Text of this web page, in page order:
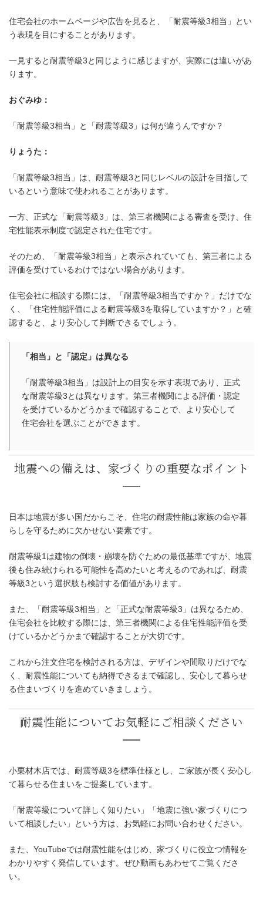
小栗材木店が耐震等級3を標準とする理由
「耐震等級3相当」と正式な認定は何
住宅会社のホームページや広告を見ると、「耐震等級3相当」とい
う表現を目にすることがあります。
一見すると耐震等級3と同じように感じますが、実際には違いがあ
ります。
おぐみゆ：
「耐震等級3相当」と「耐震等級3」は何が違うんですか？
りょうた：
「耐震等級3相当」は、耐震等級3と同じレベルの設計を目指して
いるという意味で使われることがあります。
一方、正式な「耐震等級3」は、第三者機関による審査を受け、住
宅性能表示制度で認定された住宅です。
そのため、「耐震等級3相当」と表示されていても、第三者による
評価を受けているわけではない場合があります。
住宅会社に相談する際には、「耐震等級3相当ですか？」だけでな
く、「住宅性能評価による耐震等級3を取得していますか？」と確
認すると、より安心して判断できるでしょう。
「相当」と「認定」は異なる
「耐震等級3相当」は設計上の目安を示す表現であり、正式
な耐震等級3とは異なります。第三者機関による評価・認定
を受けているかどうかまで確認することで、より安心して
住宅会社を選ぶことができます。
日本は地震が多い国だからこそ、住宅の耐震性能は家族の命や暮
らしを守るために欠かせない要素です。
耐震等級1は建物の倒壊・崩壊を防ぐための最低基準ですが、地震
後も住み続けられる可能性を高めたいと考えるのであれば、耐震
等級3という選択肢も検討する価値があります。
また、「耐震等級3相当」と「正式な耐震等級3」は異なるため、
住宅会社を比較する際には、第三者機関による住宅性能評価を受
けているかどうかまで確認することが大切です。
これから注文住宅を検討される方は、デザインや間取りだけでな
く、耐震性能についても納得できるまで確認し、安心して暮らせ
る住まいづくりを進めていきましょう。
小栗材木店では、耐震等級3を標準仕様とし、ご家族が長く安心し
て暮らせる住まいをご提案しています。
「耐震等級について詳しく知りたい」「地震に強い家づくりにつ
いて相談したい」という方は、お気軽にお問い合わせください。
また、YouTubeでは耐震性能をはじめ、家づくりに役立つ情報を
わかりやすく発信しています。ぜひ動画もあわせてご覧くださ
い。